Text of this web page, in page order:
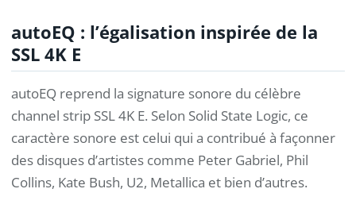
autoEQ : l’égalisation inspirée de la
SSL 4K E
autoEQ reprend la signature sonore du célèbre
channel strip SSL 4K E. Selon Solid State Logic, ce
caractère sonore est celui qui a contribué à façonner
des disques d’artistes comme Peter Gabriel, Phil
Collins, Kate Bush, U2, Metallica et bien d’autres.